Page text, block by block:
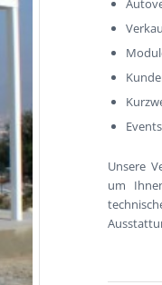
Events
Unsere
um